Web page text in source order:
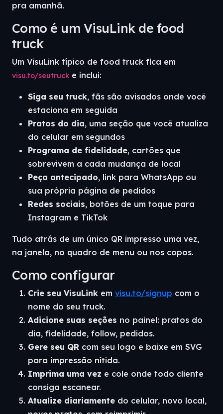
pra amanhã.
Como é um VisuLink de food
truck
Um VisuLink típico de food truck fica em
visu.to/seutruck e inclui:
Siga seu truck, fãs são avisados onde você
estaciona em seguida
Pratos do dia, uma seção que você atualiza
do celular em segundos
Programa de fidelidade, cartões que
sobrevivem a cada mudança de local
Peça antecipado, link para WhatsApp ou
sua própria página de pedidos
Redes sociais, botões de um toque para
Instagram e TikTok
Tudo atrás de um único QR impresso uma vez,
na janela, no quadro de menu ou nos copos.
Como configurar
Crie seu VisuLink em visu.to/signup com o
nome do seu truck.
Adicione suas seções no painel: pratos do
dia, fidelidade, follow, pedidos.
Gere seu QR com seu logo e baixe em SVG
para impressão nítida.
Imprima uma vez e cole onde todo cliente
consiga escanear.
Atualize diariamente do celular, novo local,